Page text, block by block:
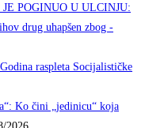
POGINUO U ULCINJU:
drug uhapšen zbog -
raspleta Socijalističke
Ko čini „jedinicu“ koja